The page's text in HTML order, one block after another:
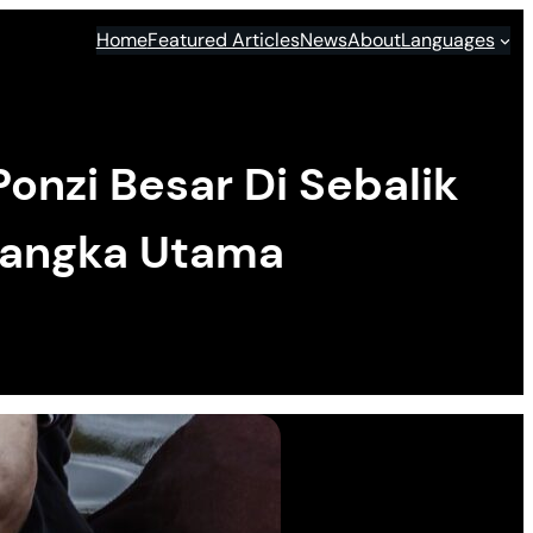
HomeFeatured ArticlesNewsAboutLanguages
Besar Di Sebalik
Utama